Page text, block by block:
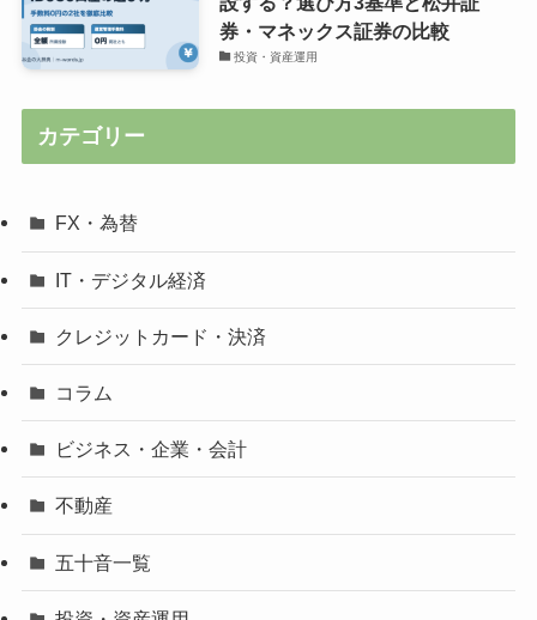
券・マネックス証券の比較
投資・資産運用
カテゴリー
FX・為替
IT・デジタル経済
クレジットカード・決済
コラム
ビジネス・企業・会計
不動産
五十音一覧